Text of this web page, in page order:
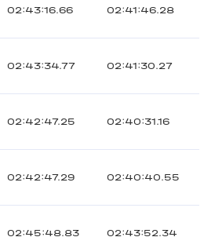
02:43:16.66 02:41:46.28
02:43:34.77 02:41:30.27
02:42:47.25 02:40:31.16
02:42:47.29 02:40:40.55
02:45:48.83 02:43:52.34